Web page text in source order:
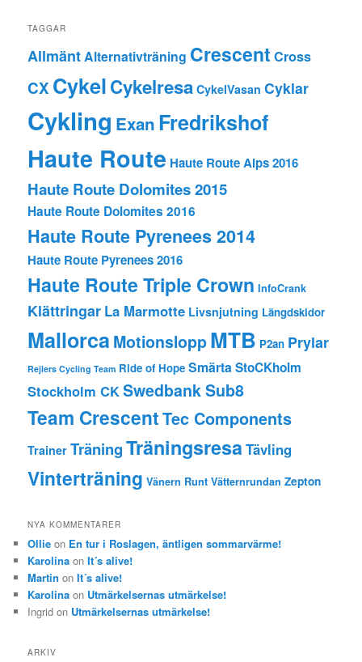
TAGGAR
AllmäntAlternativträning Crescent Cross
CX CykelCykelresa CykelVasan Cyklar
Cykling Exan Fredrikshof
Haute Route Haute Route Alps 2016
Haute Route Dolomites 2015
Haute Route Dolomites 2016
Haute Route Pyrenees 2014
Haute Route Pyrenees 2016
Haute Route Triple Crown InfoCrank
Klättringar La Marmotte Livsnjutning Längdskidor
MallorcaMotionsloppMTB P2an Prylar
Rejlers Cycling Team Ride of Hope SmärtaStoCKholm
Stockholm CK Swedbank Sub8
Team CrescentTec Components
Trainer TräningTräningsresaTävling
Vinterträning Vänern Runt Vätternrundan Zepton
NYA KOMMENTARER
Ollie on En tur i Roslagen, äntligen sommarvärme!
Karolina onIt´s alive!
Martin onIt´s alive!
Karolina on Utmärkelsernas utmärkelse!
Ingrid on Utmärkelsernas utmärkelse!
ARKIV